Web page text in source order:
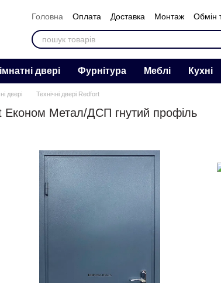
Головна Оплата Доставка Монтаж Обмін
Контакти
Відгуки Про нас
двері Фурнітура Меблі Кухні
двері Технічні двері Redfort
Економ Метал/ДСП гнутий профіль